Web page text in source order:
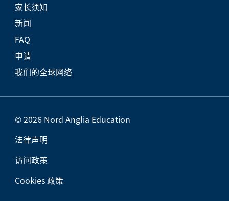
家长须知
新闻
FAQ
申请
我们的全球网络
© 2026 Nord Anglia Education
法律声明
访问政策
Cookies 政策